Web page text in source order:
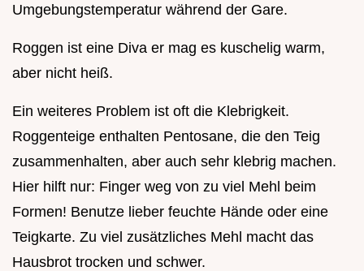
Umgebungstemperatur während der Gare.
Roggen ist eine Diva er mag es kuschelig warm,
aber nicht heiß.
Ein weiteres Problem ist oft die Klebrigkeit.
Roggenteige enthalten Pentosane, die den Teig
zusammenhalten, aber auch sehr klebrig machen.
Hier hilft nur: Finger weg von zu viel Mehl beim
Formen! Benutze lieber feuchte Hände oder eine
Teigkarte. Zu viel zusätzliches Mehl macht das
Hausbrot trocken und schwer.